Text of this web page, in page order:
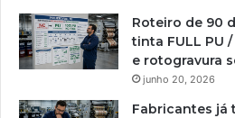
Roteiro de 90
tinta FULL PU
e rotogravura
junho 20, 2026
Fabricantes já